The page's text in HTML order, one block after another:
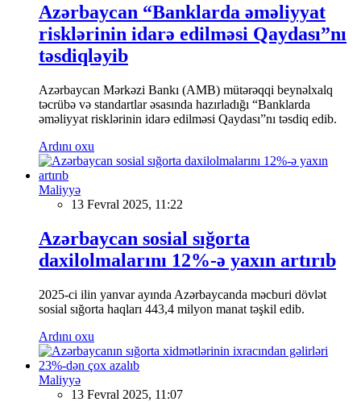
Azərbaycan “Banklarda əməliyyat
risklərinin idarə edilməsi Qaydası”nı
təsdiqləyib
Azərbaycan Mərkəzi Bankı (AMB) mütərəqqi beynəlxalq
təcrübə və standartlar əsasında hazırladığı “Banklarda
əməliyyat risklərinin idarə edilməsi Qaydası”nı təsdiq edib.
Ardını oxu
Maliyyə
13 Fevral 2025, 11:22
Azərbaycan sosial sığorta
daxilolmalarını 12%-ə yaxın artırıb
2025-ci ilin yanvar ayında Azərbaycanda məcburi dövlət
sosial sığorta haqları 443,4 milyon manat təşkil edib.
Ardını oxu
Maliyyə
13 Fevral 2025, 11:07